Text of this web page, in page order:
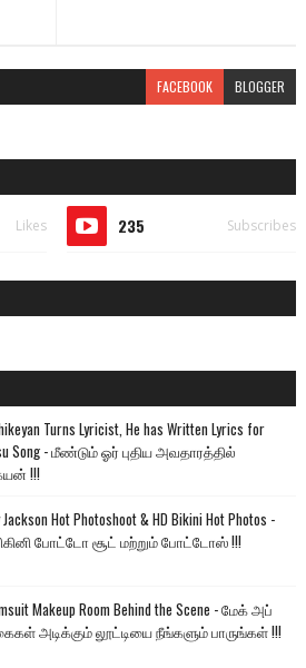
FACEBOOK BLOGGER
Likes 235 Subscribes
Turns Lyricist, He has Written Lyrics for
Song - மீண்டும் ஓர் புதிய அவதாரத்தில்
!!!
Hot Photoshoot & HD Bikini Hot Photos -
போட்டோ சூட் மற்றும் போட்டோஸ் !!!
Makeup Room Behind the Scene - மேக் அப்
அடிக்கும் லூட்டியை நீங்களும் பாருங்கள் !!!